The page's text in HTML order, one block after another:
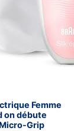
Femme
on débute
Grip